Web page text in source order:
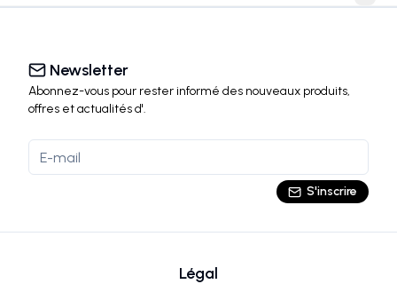
Newsletter
Abonnez-vous pour rester informé des nouveaux produits,
offres et actualitésd'.
S'inscrire
Légal